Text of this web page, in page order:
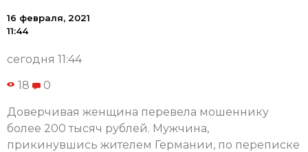
16 февраля, 2021
11:44
сегодня 11:44
18 0
Доверчивая женщина перевела мошеннику
более 200 тысяч рублей. Мужчина,
прикинувшись жителем Германии, по переписке